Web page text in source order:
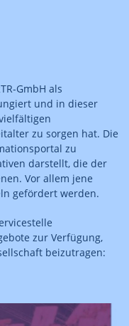
GmbH als
und in dieser
zu sorgen hat. Die
zu
darstellt, die der
Vor allem jene
gefördert werden.
zur Verfügung,
beizutragen: